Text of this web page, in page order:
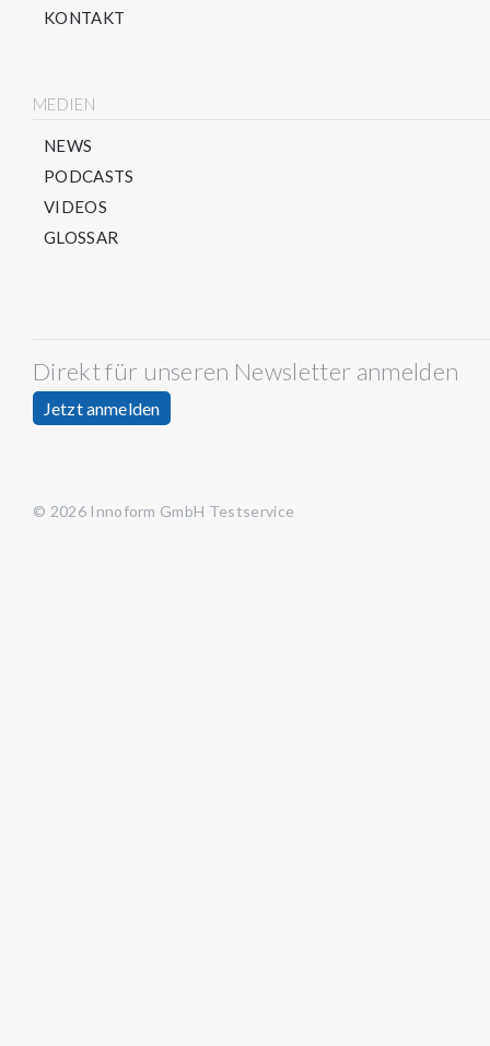
KONTAKT
MEDIEN
NEWS
PODCASTS
VIDEOS
GLOSSAR
Direkt für unseren Newsletter anmelden
Jetzt anmelden
© 2026 Innoform GmbH Testservice